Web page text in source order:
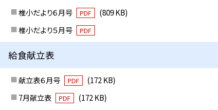
椎小だより６月号
PDF
(809 KB)
椎小だより５月号
PDF
給食献立表
献立表６月号 PDF
(172 KB)
7月献立表
PDF
(172 KB)